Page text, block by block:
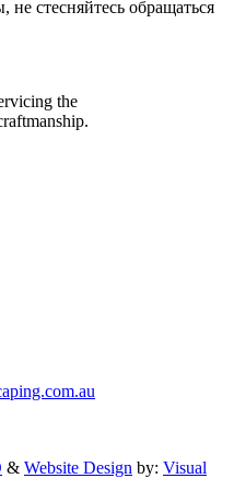
стесняйтесь обращаться
the
& Website Design by: Visual